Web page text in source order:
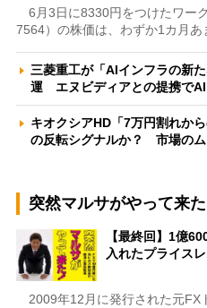
6月3日に8330円をつけたワー
7564）の株価は、わずか1カ月
三菱重工が「AIインフラの新
運 エヌビディアとの提携で
キオクシアHD「7万円割れか
の反転シグナルか？ 市場の
突然マルサがやって来た
【最終回】1億
入れたプライス
2009年12月に発行された元FX